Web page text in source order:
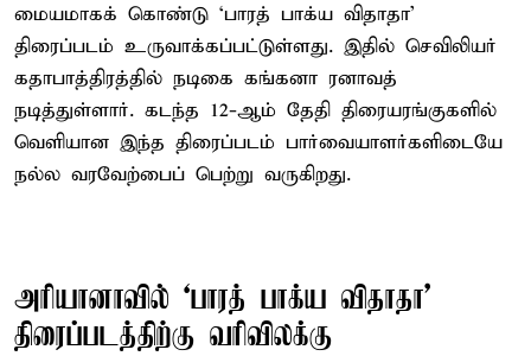
மையமாகக் கொண்டு ‘பாரத் பாக்ய விதாதா’
திரைப்படம் உருவாக்கப்பட்டுள்ளது. இதில் செவிலியர்
கதாபாத்திரத்தில் நடிகை கங்கனா ரனாவத்
நடித்துள்ளார். கடந்த 12-ஆம் தேதி திரையரங்குகளில்
வெளியான இந்த திரைப்படம் பார்வையாளர்களிடையே
நல்ல வரவேற்பைப் பெற்று வருகிறது.
அரியானாவில் ‘பாரத் பாக்ய விதாதா’
திரைப்படத்திற்கு வரிவிலக்கு